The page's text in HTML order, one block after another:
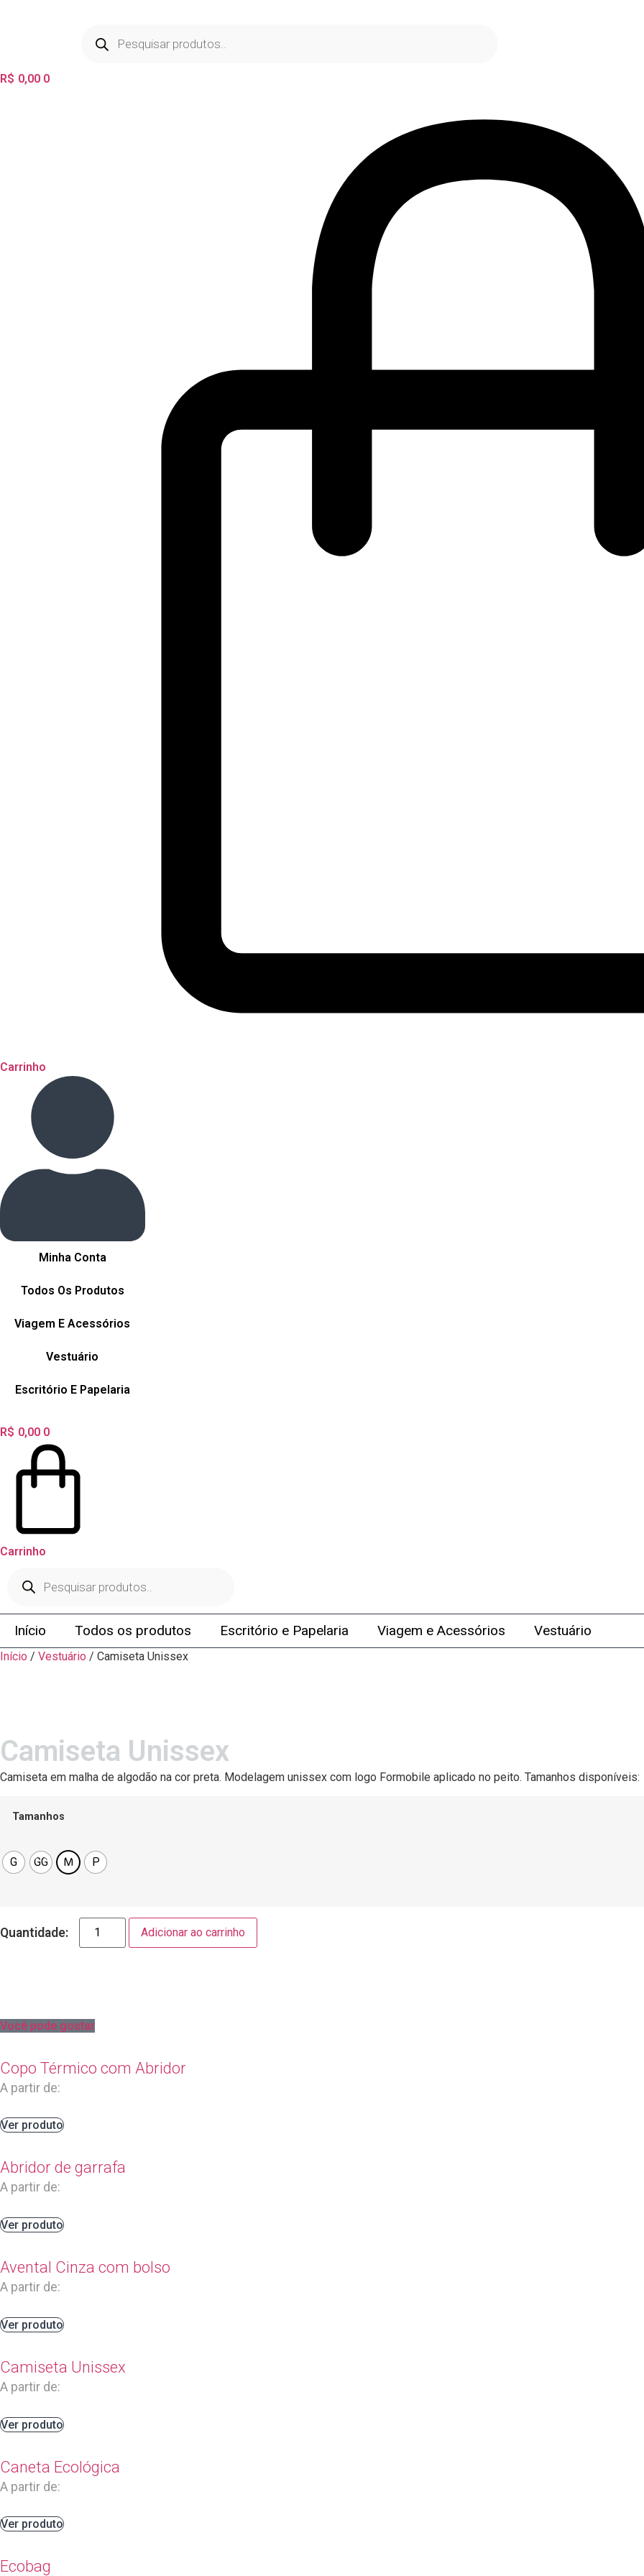
produtos
R$ 0,00 0
Carrinho
Minha Conta
Todos Os Produtos
Viagem E Acessórios
Vestuário
Escritório E Papelaria
R$ 0,00 0
Carrinho
produtos
Início Todos os produtos Escritório e Papelaria Viagem e Acessórios Vestuário
Início / Vestuário / Camiseta Unissex
Camiseta Unissex
Camiseta em malha de algodão na cor preta. Modelagem unissex com logo Formobile aplicado no peito. Tamanhos disponíveis:
Tamanhos
G GG M P
Camiseta
Adicionar ao carrinho
Você pode gostar
Copo Térmico com Abridor
A partir de:
Ver produto
Abridor de garrafa
A partir de:
Ver produto
Avental Cinza com bolso
A partir de:
Ver produto
Camiseta Unissex
A partir de:
Ver produto
Caneta Ecológica
A partir de:
Ver produto
Ecobag